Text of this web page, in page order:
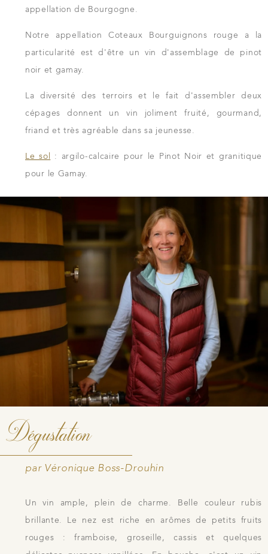
appellation de Bourgogne.
Notre appellation Coteaux Bourguignons rouge a la
particularité est d'être un vin d'assemblage de pinot
noir et gamay.
La diversité des terroirs et le fait d'assembler deux
cépages donnent un vin joliment fruité, gourmand,
friand et très agréable dans sa jeunesse.
Le sol : argilo-calcaire pour le Pinot Noir et granitique
pour le Gamay.
TÉLÉCHARGER LA FICHE
Dégustation
par Véronique Boss-Drouhin
Un vin ample, plein de charme. Belle couleur rubis
brillante. Le nez est riche en arômes de petits fruits
rouges : framboise, groseille, cassis et quelques